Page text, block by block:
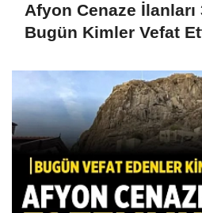
Afyon Cenaze
Bugün Kimler Vefat